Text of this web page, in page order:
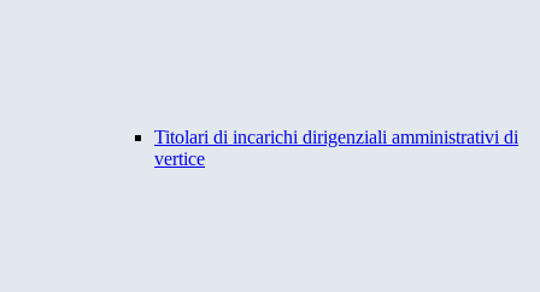
Titolari di incarichi dirigenziali amministrativi di
vertice